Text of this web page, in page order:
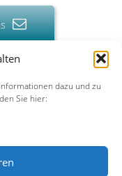
dazu und zu
Sie hier:
Consulting
setzt
Impulse
Intertraffic
PUBLIKATIONEN
DATENSCHUTZ